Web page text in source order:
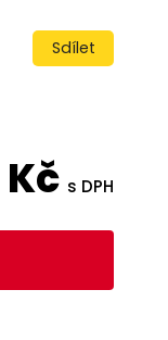
Sdílet
Kč s DPH